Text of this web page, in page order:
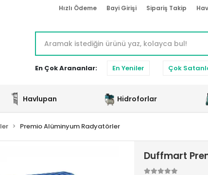
Hızlı Ödeme Bayi Girişi Sipariş Takip
En Çok Arananlar: En Yeniler Çok
Havlupan Hidroforlar
Premio Alüminyum Radyatörler
Duffmart